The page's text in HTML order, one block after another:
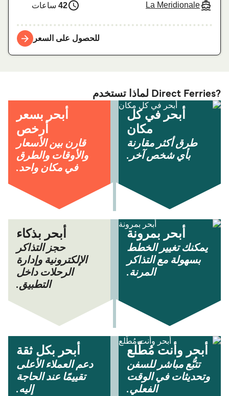
La Meridionale
42ساعات
للحصول على السعر
أبحر في كل
مكان
طرق أكثر مقارنة
بأي شخص آخر.
أبحر بسعر
أرخص
قارن بين الأسعار
والأوقات والطرق
في مكان واحد.
أبحر بمرونة
يمكنك تغيير الخطط
بسهولة مع التذاكر
المرنة.
أبحر بذكاء
حجز التذاكر
الإلكترونية وإدارة
الرحلات داخل
التطبيق.
أبحر وأنت مُطّلع
تتبُّع مباشر للسفن
وتحديثات في الوقت
الفعلي.
أبحر بكل ثقة
دعم العملاء الأعلى
تقييمًا عند الحاجة
إليه.